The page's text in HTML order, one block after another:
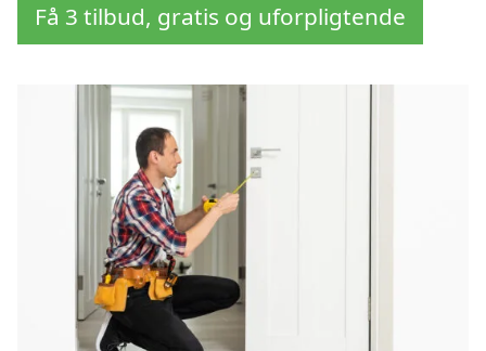
Få 3 tilbud, gratis og uforpligtende